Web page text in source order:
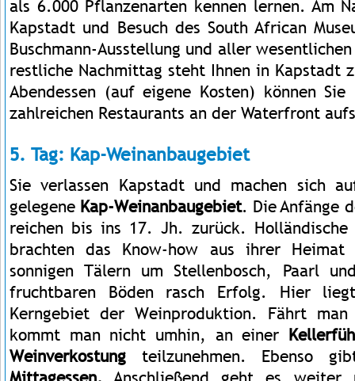
als 6.000 Pflanzenarten kennen lernen. Am
Kapstadt und Besuch des South African
Buschmann-Ausstellung und aller
restliche Nachmittag steht Ihnen in Kapstadt
Abendessen (auf eigene Kosten) können
zahlreichen Restaurants an der Waterfront
5. Tag: Kap-Weinanbaugebiet
Sie verlassen Kapstadt und machen sich
gelegene Kap-Weinanbaugebiet. Die Anfänge
reichen bis ins 17. Jh. zurück. Holländische
brachten das Know-how aus ihrer
sonnigen Tälern um Stellenbosch, Paarl
fruchtbaren Böden rasch Erfolg. Hier
Kerngebiet der Weinproduktion. Fährt
kommt man nicht umhin, an einer
Weinverkostung teilzunehmen. Ebenso